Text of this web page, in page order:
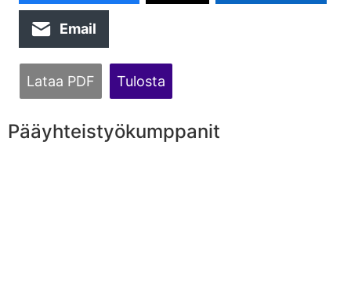
Email
Lataa PDF Tulosta
Pääyhteistyökumppanit